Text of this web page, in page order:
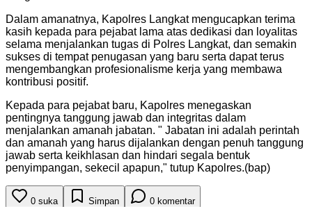
Dalam amanatnya, Kapolres Langkat mengucapkan terima
kasih kepada para pejabat lama atas dedikasi dan loyalitas
selama menjalankan tugas di Polres Langkat, dan semakin
sukses di tempat penugasan yang baru serta dapat terus
mengembangkan profesionalisme kerja yang membawa
kontribusi positif.
Kepada para pejabat baru, Kapolres menegaskan
pentingnya tanggung jawab dan integritas dalam
menjalankan amanah jabatan. " Jabatan ini adalah perintah
dan amanah yang harus dijalankan dengan penuh tanggung
jawab serta keikhlasan dan hindari segala bentuk
penyimpangan, sekecil apapun," tutup Kapolres.(bap)
0 suka Simpan 0 komentar